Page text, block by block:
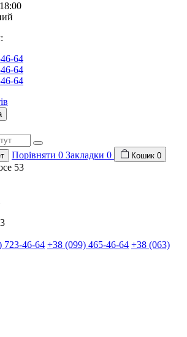
64
64
64
Порівняти 0 Закладки 0 Кошик 0
53
723-46-64 +38 (099) 465-46-64 +38 (063)